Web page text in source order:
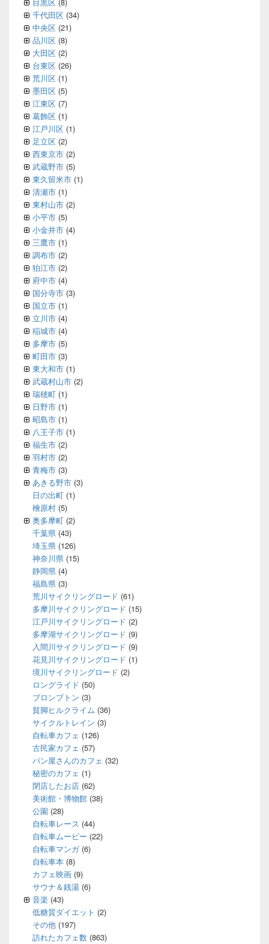
目黒区 (8)
千代田区 (34)
中央区 (21)
品川区 (8)
大田区 (2)
台東区 (26)
荒川区 (1)
墨田区 (5)
江東区 (7)
葛飾区 (1)
江戸川区 (1)
足立区 (2)
西東京市 (2)
武蔵野市 (5)
東久留米市 (1)
清瀬市 (1)
東村山市 (2)
小平市 (5)
小金井市 (4)
三鷹市 (1)
調布市 (2)
狛江市 (2)
府中市 (4)
国分寺市 (3)
国立市 (1)
立川市 (4)
稲城市 (4)
多摩市 (5)
町田市 (3)
東大和市 (1)
武蔵村山市 (2)
瑞穂町 (1)
日野市 (1)
昭島市 (1)
八王子市 (1)
福生市 (2)
羽村市 (2)
青梅市 (3)
あきる野市 (3)
日の出町 (1)
檜原村 (5)
奥多摩町 (2)
千葉県 (43)
埼玉県 (126)
神奈川県 (15)
静岡県 (4)
福島県 (3)
荒川サイクリングロード (61)
多摩川サイクリングロード (15)
江戸川サイクリングロード (2)
多摩湖サイクリングロード (9)
入間川サイクリングロード (9)
花見川サイクリングロード (1)
境川サイクリングロード (2)
ロングライド (50)
ブロンプトン (3)
貧脚ヒルクライム (36)
サイクルトレイン (3)
自転車カフェ (126)
古民家カフェ (57)
パン屋さんのカフェ (32)
秘密のカフェ (1)
閉店したお店 (62)
美術館・博物館 (38)
公園 (28)
自転車レース (44)
自転車ムービー (22)
自転車マンガ(6)
自転車本 (8)
カフェ映画 (9)
サウナ＆銭湯 (6)
音楽 (43)
低糖質ダイエット (2)
その他 (197)
訪れたカフェ数 (863)